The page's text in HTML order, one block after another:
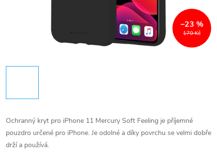
170 Kč
–23 %
Ochranný kryt pro iPhone 11 Mercury Soft Feeling je příjemné
pouzdro určené pro iPhone. Je odolné a díky povrchu se velmi dobře
drží a používá.